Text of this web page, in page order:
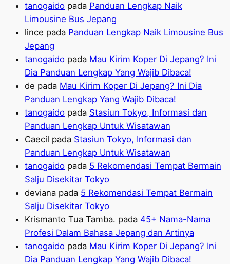
tanogaido pada Panduan Lengkap Naik
Limousine Bus Jepang
lince pada Panduan Lengkap Naik Limousine Bus
Jepang
tanogaido pada Mau Kirim Koper Di Jepang? Ini
Dia Panduan Lengkap Yang Wajib Dibaca!
de pada Mau Kirim Koper Di Jepang? Ini Dia
Panduan Lengkap Yang Wajib Dibaca!
tanogaido pada Stasiun Tokyo, Informasi dan
Panduan Lengkap Untuk Wisatawan
Caecil pada Stasiun Tokyo, Informasi dan
Panduan Lengkap Untuk Wisatawan
tanogaido pada 5 Rekomendasi Tempat Bermain
Salju Disekitar Tokyo
deviana pada 5 Rekomendasi Tempat Bermain
Salju Disekitar Tokyo
Krismanto Tua Tamba. pada 45+ Nama-Nama
Profesi Dalam Bahasa Jepang dan Artinya
tanogaido pada Mau Kirim Koper Di Jepang? Ini
Dia Panduan Lengkap Yang Wajib Dibaca!